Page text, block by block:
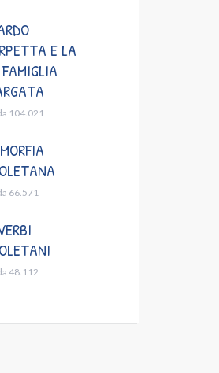
E LA
104.021
66.571
48.112